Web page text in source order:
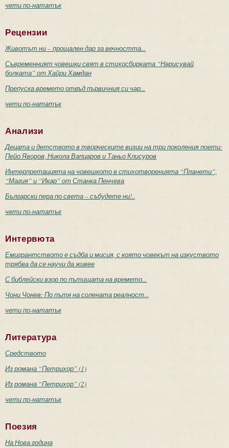
чети по-нататък
Рецензии
Животът ни – прощален дар за вечността...
Съвременният човешки свят в стихосбирката “Нарисувай
болката” от Хайри Хамдан
Препуска времето отвъд първичния си чар...
чети по-нататък
Анализи
Децата и детството в творческите визии на три поколения поети:
Пейо Яворов, Никола Вапцаров и Таньо Клисуров
Интерпретацията на човешкото в стихотворенията “Планети”,
“Магия” и “Икар” от Станка Пенчева
Български пера по света – събудете ни!..
чети по-нататък
Интервюта
Емигрантството е съдба и мисия, с която човекът на изкуството
трябва да се научи да живее
С библейски взор по пътищата на времето...
Чони Чонев: По пътя на солената реалност...
чети по-нататък
Литература
Средството
Из романа “Петрихор” (1)
Из романа “Петрихор” (2)
чети по-нататък
Поезия
На Нова година